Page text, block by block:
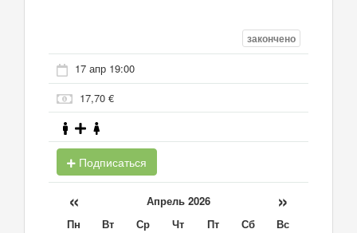
закончено
17 апр 19:00
17,70 €
Подписаться
« Апрель 2026 »
Пн Вт Ср Чт Пт Сб
Вс